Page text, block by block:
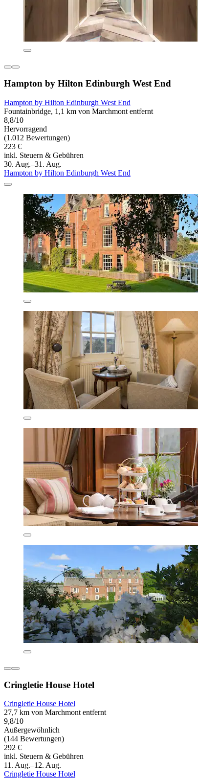
Hampton by Hilton Edinburgh West End
Hampton by Hilton Edinburgh West End
Fountainbridge, 1,1 km von Marchmont entfernt
8,8/10
Hervorragend
(1.012 Bewertungen)
223 €
inkl. Steuern & Gebühren
30. Aug.–31. Aug.
Hampton by Hilton Edinburgh West End
Cringletie House Hotel
Cringletie House Hotel
27,7 km von Marchmont entfernt
9,8/10
Außergewöhnlich
(144 Bewertungen)
292 €
inkl. Steuern & Gebühren
11. Aug.–12. Aug.
Cringletie House Hotel